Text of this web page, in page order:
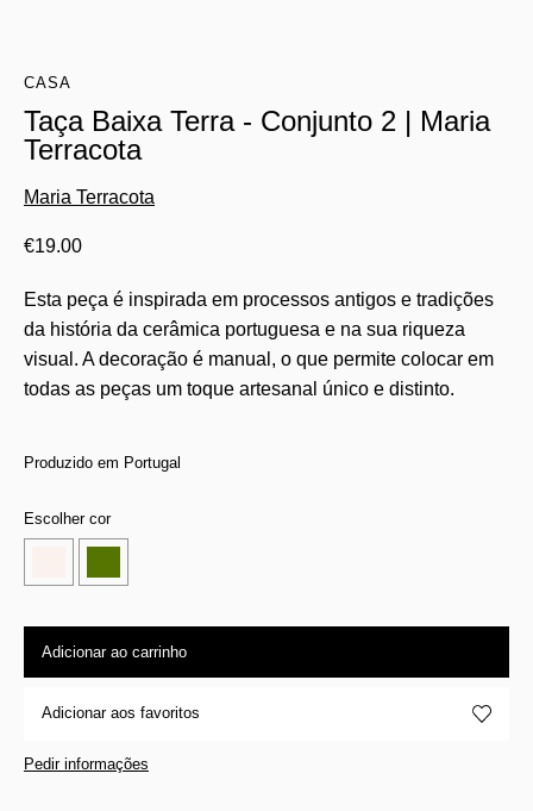
CASA
Taça Baixa Terra - Conjunto 2 | Maria
Terracota
Maria Terracota
€19.00
Esta peça é inspirada em processos antigos e tradições
da história da cerâmica portuguesa e na sua riqueza
visual. A decoração é manual, o que permite colocar em
todas as peças um toque artesanal único e distinto.
Produzido em Portugal
Escolher cor
Adicionar ao carrinho
Adicionar aos favoritos
Pedir informações